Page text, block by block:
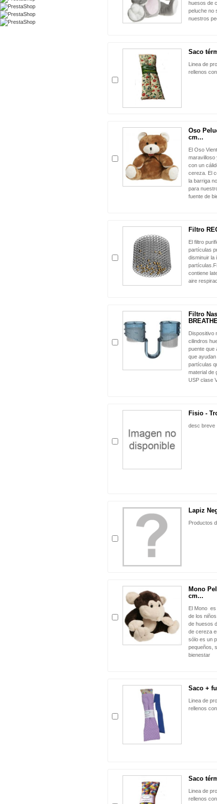
huesos de
peluche no
nuestros
Saco
Linea de
rellenos
Oso
cm...
El Oso
maravilloso
con un
cereza. El
la barriga
para
fuente de
Filtro
El filtro
partículas
disminuir la
contiene
aire
Filtro
Dispositivo
cilindros
puente que
que
partículas
material de
USP clase
Fisio -
desc breve
Lapiz
Productos
Mono
cm...
El Mono es
de los
de huesos
de cereza
sólo es un
pequeños,
bienestar
Saco +
Linea de
rellenos
Saco
Linea de
rellenos